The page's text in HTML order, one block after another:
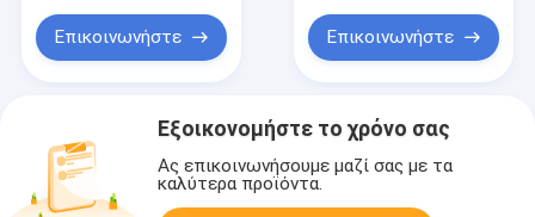
Επικοινωνήστε Επικοινωνήστε
Εξοικονομήστε το χρόνο σας
Ας επικοινωνήσουμε μαζί σας με τα
καλύτερα προϊόντα.